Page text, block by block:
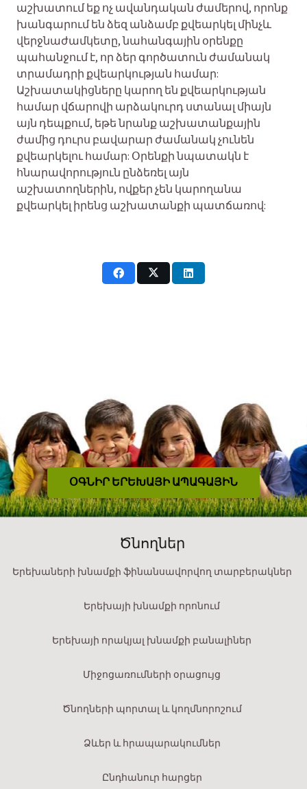
աշխատում եք ոչ ավանդական ժամերով, որոնք
խանգարում են ձեզ անձամբ քվեարկել մինչև
վերջնաժամկետը, նահանգային օրենքը
պահանջում է, որ ձեր գործատուն ժամանակ
տրամադրի քվեարկության համար:
Աշխատակիցները կարող են քվեարկության
համար վճարովի արձակուրդ ստանալ միայն
այն դեպքում, եթե նրանք աշխատանքային
ժամից դուրս բավարար ժամանակ չունեն
քվեարկելու համար: Օրենքի նպատակն է
հնարավորություն ընձեռել այն
աշխատողներին, ովքեր չեն կարողանա
քվեարկել իրենց աշխատանքի պատճառով:
ՕԳՆԻՐ ԵՐԵԽԱՅԻ ԱՊԱԳԱՅԻՆ
Ծնողներ
Երեխաների խնամքի ֆինանսավորվող տարբերակներ
Երեխայի խնամքի որոնում
Երեխայի որակյալ խնամքի բանալիներ
Միջոցառումների օրացույց
Ծնողների պորտալ և կողմնորոշում
Ձևեր և հրապարակումներ
Ընդհանուր հարցեր